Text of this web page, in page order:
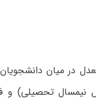
در میان
واحد درسی (طی شش نیمسال